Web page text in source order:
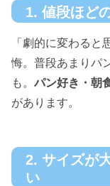
1. 値段ほど
「劇的に変わる
悔。普段あまりパ
も。 パン好き・朝
があります。
2. サイズが
い